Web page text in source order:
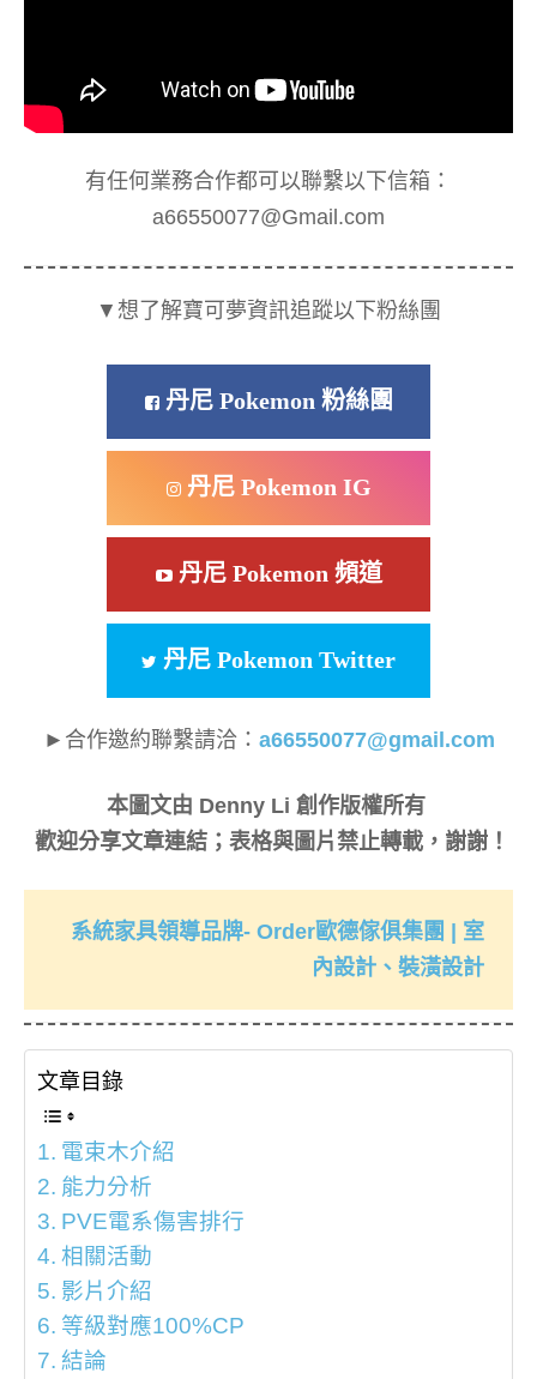
有任何業務合作都可以聯繫以下信箱：
a66550077@Gmail.com
▼想了解寶可夢資訊追蹤以下粉絲團
丹尼 Pokemon 粉絲團
丹尼 Pokemon IG
丹尼 Pokemon 頻道
丹尼 Pokemon Twitter
►合作邀約聯繫請洽： a66550077@gmail.com
本圖文由 Denny Li 創作版權所有
歡迎分享文章連結；表格與圖片禁止轉載，謝謝！
系統家具領導品牌- Order歐德傢俱集團 | 室
內設計、裝潢設計
文章目錄
電束木介紹
能力分析
PVE電系傷害排行
相關活動
影片介紹
等級對應100%CP
結論